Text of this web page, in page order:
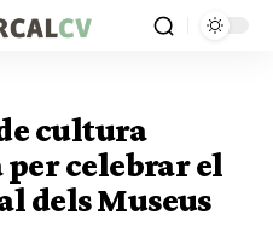
cultura
celebrar el
dels Museus